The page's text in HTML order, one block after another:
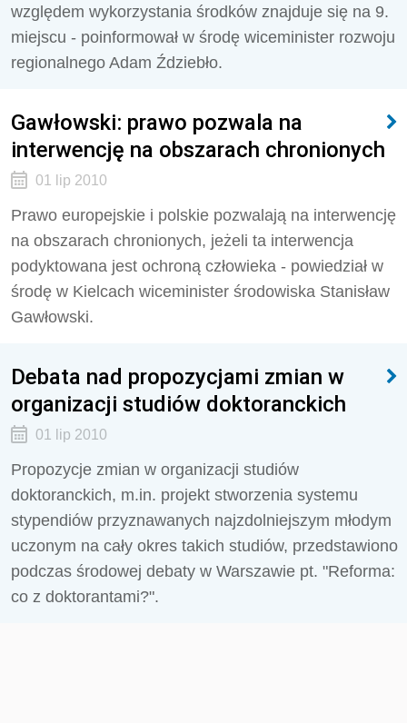
względem wykorzystania środków znajduje się na 9.
miejscu - poinformował w środę wiceminister rozwoju
regionalnego Adam Ździebło.
Gawłowski: prawo pozwala na
interwencję na obszarach chronionych
01 lip 2010
Prawo europejskie i polskie pozwalają na interwencję
na obszarach chronionych, jeżeli ta interwencja
podyktowana jest ochroną człowieka - powiedział w
środę w Kielcach wiceminister środowiska Stanisław
Gawłowski.
Debata nad propozycjami zmian w
organizacji studiów doktoranckich
01 lip 2010
Propozycje zmian w organizacji studiów
doktoranckich, m.in. projekt stworzenia systemu
stypendiów przyznawanych najzdolniejszym młodym
uczonym na cały okres takich studiów, przedstawiono
podczas środowej debaty w Warszawie pt. "Reforma:
co z doktorantami?".